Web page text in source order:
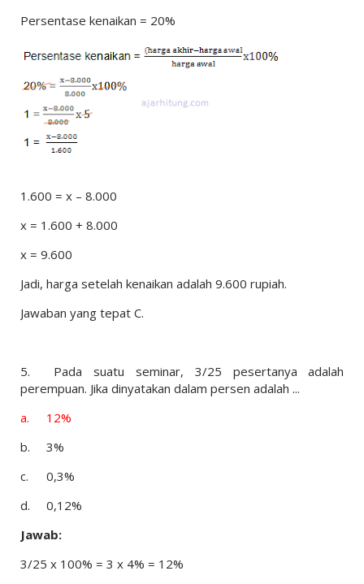
Persentase kenaikan = 20%
1.600 = x – 8.000
x = 1.600 + 8.000
x = 9.600
Jadi, harga setelah kenaikan adalah 9.600 rupiah.
Jawaban yang tepat C.
5.
Pada suatu seminar, 3/25 pesertanya adalah
perempuan. Jika dinyatakan dalam persen adalah ...
a.
12%
b.
3%
c.
0,3%
d.
0,12%
Jawab:
3/25 x 100% = 3 x 4% = 12%